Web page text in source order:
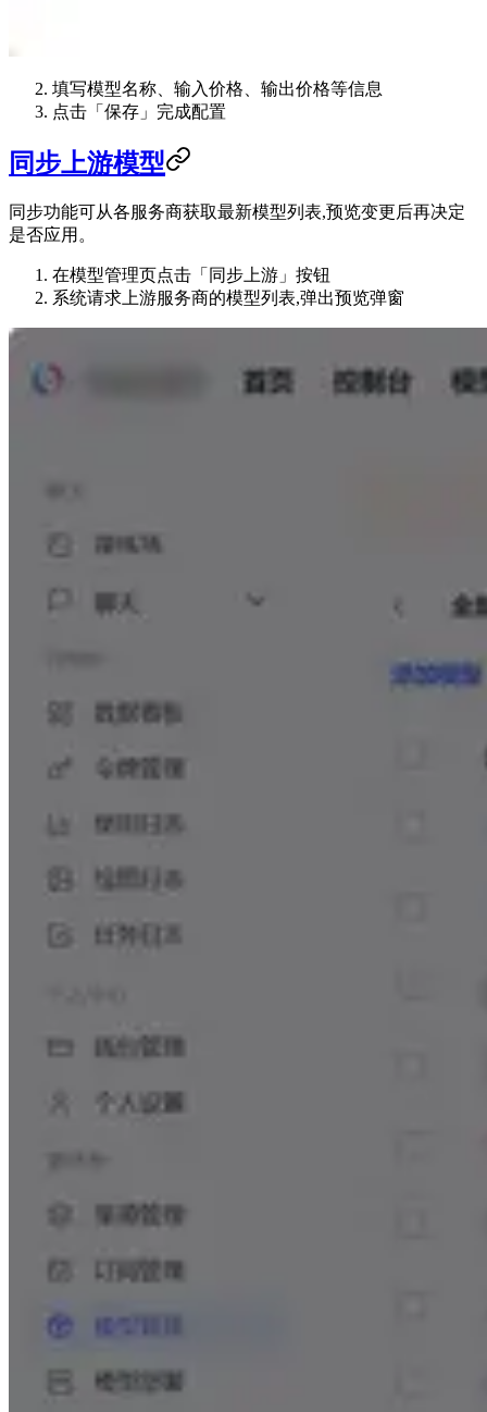
填写模型名称、输入价格、输出价格等信息
点击「保存」完成配置
同步上游模型
同步功能可从各服务商获取最新模型列表,预览变更后再决定
是否应用。
在模型管理页点击「同步上游」按钮
系统请求上游服务商的模型列表,弹出预览弹窗